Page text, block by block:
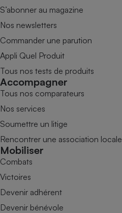
S’abonner au magazine
Nos newsletters
Commander une parution
Appli Quel Produit
Tous nos tests de produits
Accompagner
Tous nos comparateurs
Nos services
Soumettre un litige
Rencontrer une association locale
Mobiliser
Combats
Victoires
Devenir adhérent
Devenir bénévole